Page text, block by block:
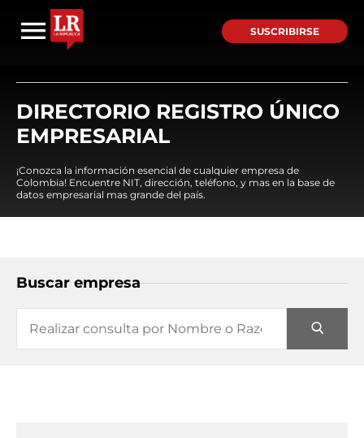
SUSCRIBIRSE
DIRECTORIO REGISTRO ÚNICO
EMPRESARIAL
¡Conozca la información esencial de cualquier empresa de
Colombia! Encuentre NIT, dirección, teléfono, y mas en la base de
datos empresarial mas grande del país.
Buscar empresa